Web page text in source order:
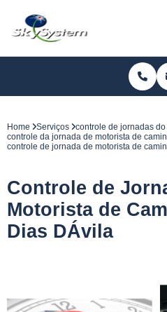
Home Serviços
controle de jornadas
controle da jornada de motorista de
controle de jornada de motorista de
Controle de
Motorista de
Dias DÁvila